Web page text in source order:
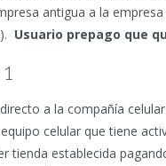
antigua a la
Usuario prepago que
1
a la compañía
celular que tiene
tienda establecida